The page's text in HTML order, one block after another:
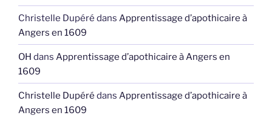
Christelle Dupéré dans Apprentissage d’apothicaire à
Angers en 1609
OH dans Apprentissage d’apothicaire à Angers en
1609
Christelle Dupéré dans Apprentissage d’apothicaire à
Angers en 1609